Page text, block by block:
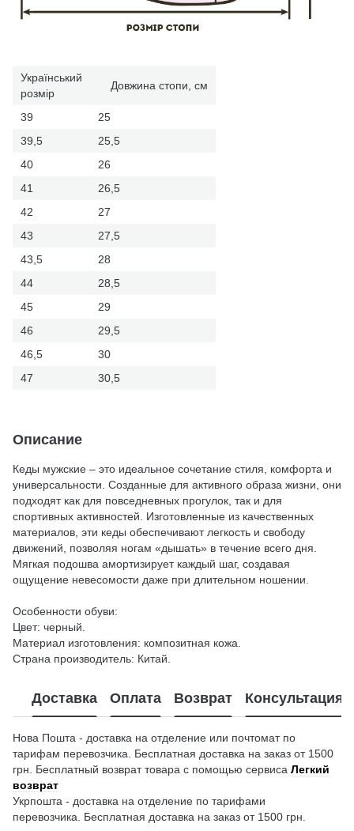
Український
розмір
Довжина стопи, см
39
25
39,5
25,5
40
26
41
26,5
42
27
43
27,5
43,5
28
44
28,5
45
29
46
29,5
46,5
30
47
30,5
Описание
Кеды мужские – это идеальное сочетание стиля, комфорта и
универсальности. Созданные для активного образа жизни, они
подходят как для повседневных прогулок, так и для
спортивных активностей. Изготовленные из качественных
материалов, эти кеды обеспечивают легкость и свободу
движений, позволяя ногам «дышать» в течение всего дня.
Мягкая подошва амортизирует каждый шаг, создавая
ощущение невесомости даже при длительном ношении.
Особенности обуви:
Цвет: черный.
Материал изготовления: композитная кожа.
Страна производитель: Китай.
Доставка Оплата Возврат Консультация
Нова Пошта - доставка на отделение или почтомат по
тарифам перевозчика. Бесплатная доставка на заказ от 1500
грн. Бесплатный возврат товара с помощью сервиса Легкий
возврат
Укрпошта - доставка на отделение по тарифами
перевозчика. Бесплатная доставка на заказ от 1500 грн.